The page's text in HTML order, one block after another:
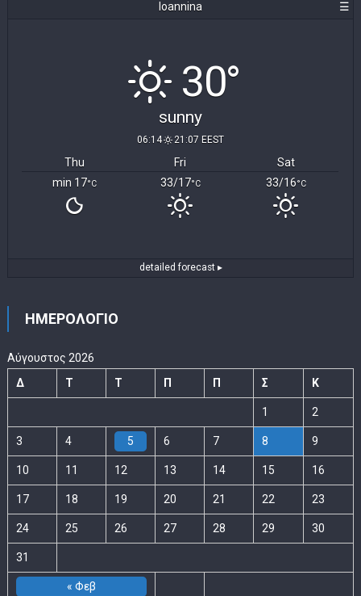
Ioannina ☰
30°
sunny
06:14 21:07 EEST
Thu Fri
Sat
min 17°C 33/17°C 33/16°C
detailed forecast ▸
ΗΜΕΡΟΛΟΓΙΟ
Αύγουστος 2026
Δ
Τ Τ Π Π Σ Κ
« Φεβ
1 2
3 4 5 6 7 8 9
10 11 12 13 14 15 16
17 18 19 20 21 22 23
24 25 26 27 28 29 30
31